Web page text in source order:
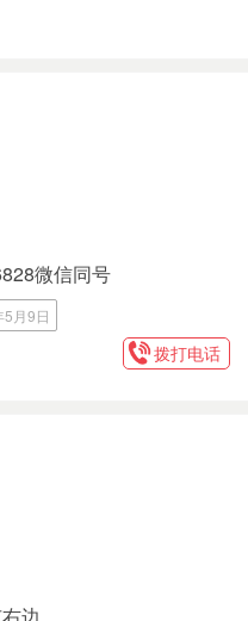
微信同号
月9日
拨打电话